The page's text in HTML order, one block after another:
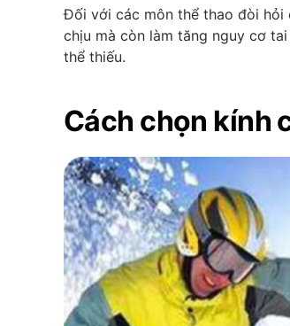
Đối với các môn thể thao đòi hỏi
chịu mà còn làm tăng nguy cơ
thể thiếu.
Cách chọn kính